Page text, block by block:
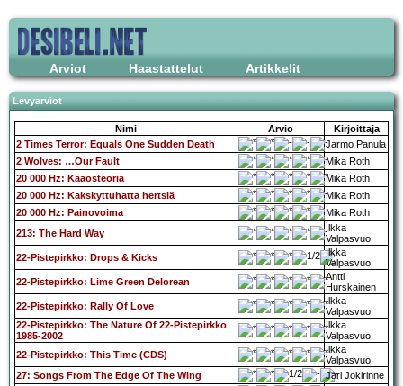
Arviot Haastattelut Artikkelit
Levyarviot
Nimi Arvio
Kirjoittaja
2 Times Terror: Equals One Sudden Death
Jarmo Panula
2 Wolves: …Our Fault
Mika Roth
20 000 Hz: Kaaosteoria
Mika Roth
20 000 Hz: Kakskyttuhatta hertsiä
Mika Roth
20 000 Hz: Painovoima
Mika Roth
213: The Hard Way
Ilkka
Valpasvuo
22-Pistepirkko: Drops & Kicks
Ilkka
Valpasvuo
22-Pistepirkko: Lime Green Delorean
Antti
Hurskainen
22-Pistepirkko: Rally Of Love
Ilkka
Valpasvuo
22-Pistepirkko: The Nature Of 22-Pistepirkko
1985-2002
Ilkka
Valpasvuo
22-Pistepirkko: This Time (CDS)
Ilkka
Valpasvuo
27: Songs From The Edge Of The Wing
Jari Jokirinne